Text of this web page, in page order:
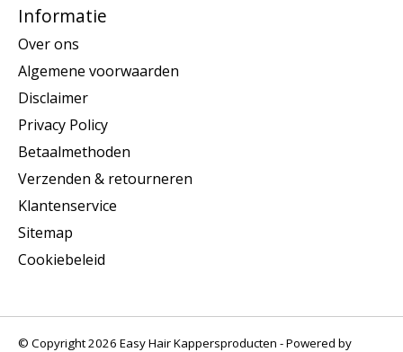
Informatie
Over ons
Algemene voorwaarden
Disclaimer
Privacy Policy
Betaalmethoden
Verzenden & retourneren
Klantenservice
Sitemap
Cookiebeleid
© Copyright 2026 Easy Hair Kappersproducten - Powered by